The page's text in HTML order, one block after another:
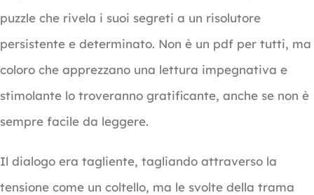
puzzle che rivela i suoi segreti a un risolutore
persistente e determinato. Non è un pdf per tutti, ma
coloro che apprezzano una lettura impegnativa e
stimolante lo troveranno gratificante, anche se non è
sempre facile da leggere.
Il dialogo era tagliente, tagliando attraverso la
tensione come un coltello, ma le svolte della trama